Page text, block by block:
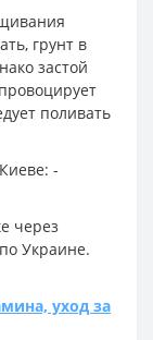
грунт в
застой
поливать
-
через
Украине.
уход за